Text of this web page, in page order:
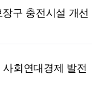
구 충전시설 개선
회연대경제 발전